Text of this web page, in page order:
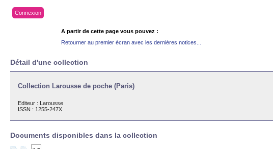
Connexion
A partir de cette page vous pouvez :
Retourner au premier écran avec les dernières notices...
Détail d'une collection
Collection Larousse de poche (Paris)
Editeur : Larousse
ISSN : 1255-247X
Documents disponibles dans la collection